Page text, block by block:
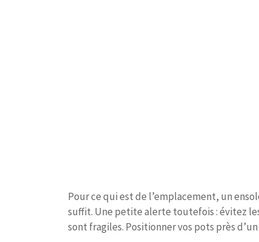
Pour ce qui est de l’emplacement, un
suffit. Une petite alerte toutefois : évitez
sont fragiles. Positionner vos pots près